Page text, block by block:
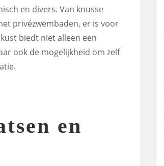
en divers. Van knusse
privézwembaden, er is voor
biedt niet alleen een
ook de mogelijkheid om zelf
en